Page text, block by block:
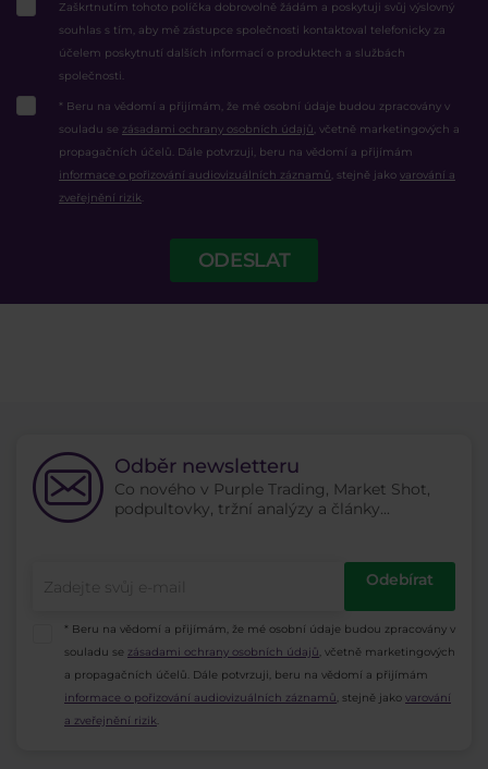
Zaškrtnutím tohoto políčka dobrovolně žádám a poskytuji svůj výslovný
souhlas s tím, aby mě zástupce společnosti kontaktoval telefonicky za
účelem poskytnutí dalších informací o produktech a službách
společnosti.
* Beru na vědomí a přijímám, že mé osobní údaje budou zpracovány v
souladu se zásadami ochrany osobních údajů, včetně marketingových a
propagačních účelů. Dále potvrzuji, beru na vědomí a přijímám
informace o pořizování audiovizuálních záznamů, stejně jako varování a
zveřejnění rizik.
ODESLAT
Odběr newsletteru
Co nového v Purple Trading, Market Shot,
podpultovky, tržní analýzy a články...
Odebírat
* Beru na vědomí a přijímám, že mé osobní údaje budou zpracovány v
souladu se zásadami ochrany osobních údajů, včetně marketingových
a propagačních účelů. Dále potvrzuji, beru na vědomí a přijímám
informace o pořizování audiovizuálních záznamů, stejně jako varování
a zveřejnění rizik.